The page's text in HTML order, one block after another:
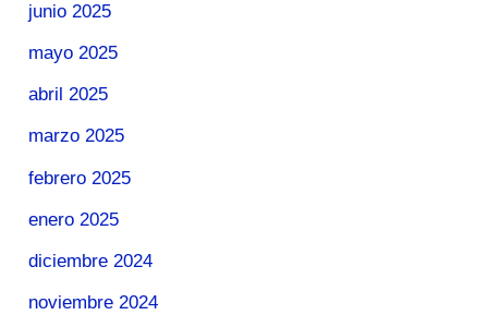
junio 2025
mayo 2025
abril 2025
marzo 2025
febrero 2025
enero 2025
diciembre 2024
noviembre 2024